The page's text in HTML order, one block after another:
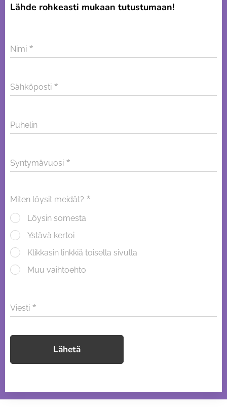
Lähde rohkeasti mukaan tutustumaan!
Nimi
Sähköposti
Puhelin
Syntymävuosi
Miten löysit meidät?
Löysin somesta
Ystävä kertoi
Klikkasin linkkiä toisella sivulla
Muu vaihtoehto
Viesti
Lähetä